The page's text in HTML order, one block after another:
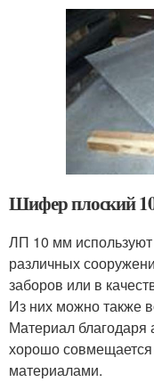
Шифер плоский
ЛП 10 мм
различных
заборов или в
Из них можно также
Материал благодаря
хорошо
материалами.